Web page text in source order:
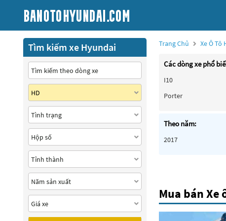
Trang Chủ Xe Ô Tô
Các dòng xe phổ
I10
Porter
Theo năm:
2017
Mua bán Xe
Tìm kiếm xe Hyundai